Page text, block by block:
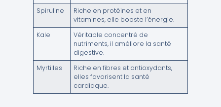
Spiruline
Riche en protéines et en
vitamines, elle booste l’énergie.
Kale
Véritable concentré de
nutriments, il améliore la santé
digestive.
Myrtilles
Riche en fibres et antioxydants,
elles favorisent la santé
cardiaque.